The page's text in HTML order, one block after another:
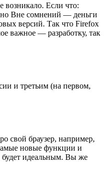
возникало. Если что:
Вне сомнений — деньги
версий. Так что Firefox
важное — разработку, так
и третьим (на первом,
свой браузер, например,
новые функции и
будет идеальным. Вы же